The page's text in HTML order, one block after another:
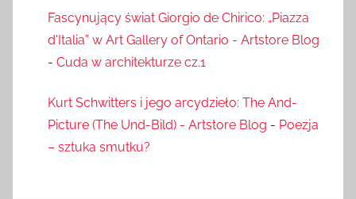
Fascynujący świat Giorgio de Chirico: „Piazza
d'Italia” w Art Gallery of Ontario - Artstore Blog
- Cuda w architekturze cz.1
Kurt Schwitters i jego arcydzieło: The And-
Picture (The Und-Bild) - Artstore Blog - Poezja
– sztuka smutku?